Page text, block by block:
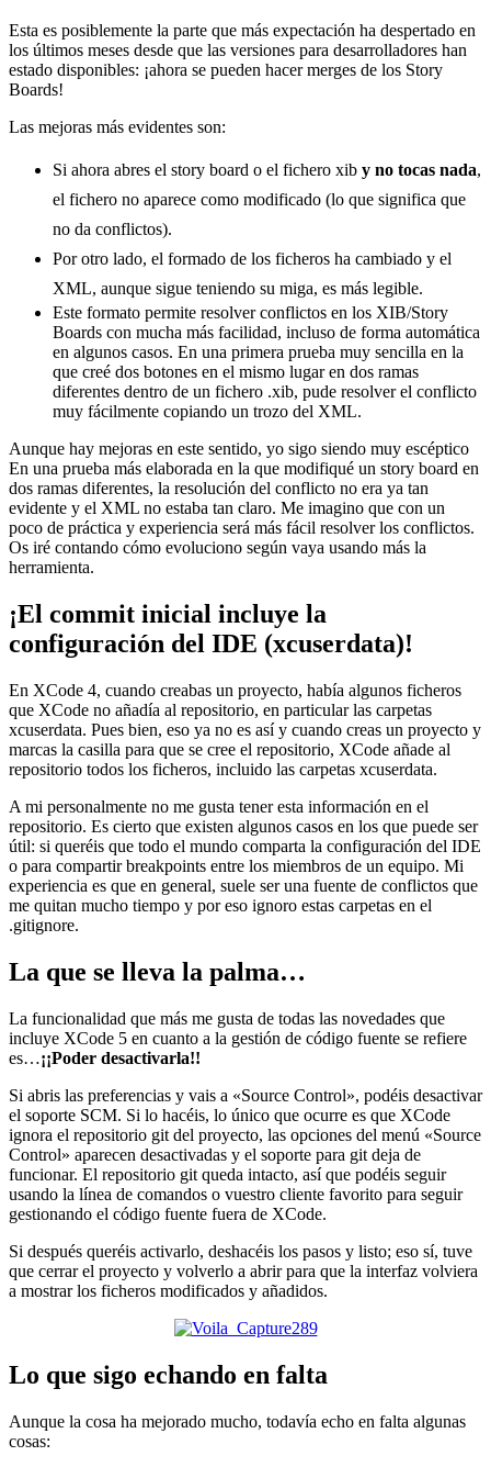
Esta es posiblemente la parte que más expectación ha despertado en
los últimos meses desde que las versiones para desarrolladores han
estado disponibles: ¡ahora se pueden hacer merges de los Story
Boards!
Las mejoras más evidentes son:
Si ahora abres el story board o el fichero xib y no tocas nada,
el fichero no aparece como modificado (lo que significa que
no da conflictos).
Por otro lado, el formado de los ficheros ha cambiado y el
XML, aunque sigue teniendo su miga, es más legible.
Este formato permite resolver conflictos en los XIB/Story
Boards con mucha más facilidad, incluso de forma automática
en algunos casos. En una primera prueba muy sencilla en la
que creé dos botones en el mismo lugar en dos ramas
diferentes dentro de un fichero .xib, pude resolver el conflicto
muy fácilmente copiando un trozo del XML.
Aunque hay mejoras en este sentido, yo sigo siendo muy escéptico
En una prueba más elaborada en la que modifiqué un story board en
dos ramas diferentes, la resolución del conflicto no era ya tan
evidente y el XML no estaba tan claro. Me imagino que con un
poco de práctica y experiencia será más fácil resolver los conflictos.
Os iré contando cómo evoluciono según vaya usando más la
herramienta.
¡El commit inicial incluye la
configuración del IDE (xcuserdata)!
En XCode 4, cuando creabas un proyecto, había algunos ficheros
que XCode no añadía al repositorio, en particular las carpetas
xcuserdata. Pues bien, eso ya no es así y cuando creas un proyecto y
marcas la casilla para que se cree el repositorio, XCode añade al
repositorio todos los ficheros, incluido las carpetas xcuserdata.
A mi personalmente no me gusta tener esta información en el
repositorio. Es cierto que existen algunos casos en los que puede ser
útil: si queréis que todo el mundo comparta la configuración del IDE
o para compartir breakpoints entre los miembros de un equipo. Mi
experiencia es que en general, suele ser una fuente de conflictos que
me quitan mucho tiempo y por eso ignoro estas carpetas en el
.gitignore.
La que se lleva la palma…
La funcionalidad que más me gusta de todas las novedades que
incluye XCode 5 en cuanto a la gestión de código fuente se refiere
es…¡¡Poder desactivarla!!
Si abris las preferencias y vais a «Source Control», podéis desactivar
el soporte SCM. Si lo hacéis, lo único que ocurre es que XCode
ignora el repositorio git del proyecto, las opciones del menú «Source
Control» aparecen desactivadas y el soporte para git deja de
funcionar. El repositorio git queda intacto, así que podéis seguir
usando la línea de comandos o vuestro cliente favorito para seguir
gestionando el código fuente fuera de XCode.
Si después queréis activarlo, deshacéis los pasos y listo; eso sí, tuve
que cerrar el proyecto y volverlo a abrir para que la interfaz volviera
a mostrar los ficheros modificados y añadidos.
Lo que sigo echando en falta
Aunque la cosa ha mejorado mucho, todavía echo en falta algunas
cosas: